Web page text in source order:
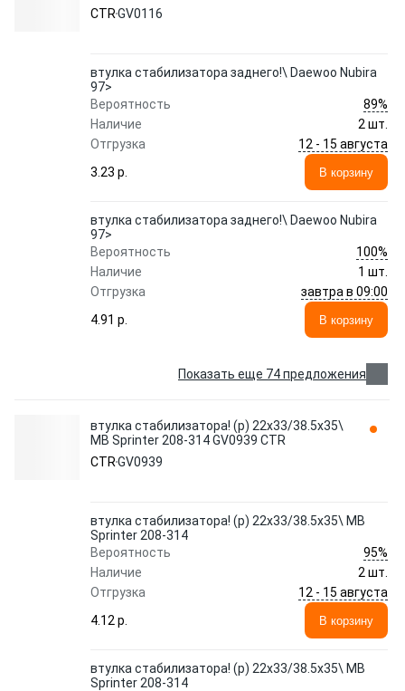
CTRGV0116
втулка стабилизатора заднего!\ Daewoo Nubira
97>
Вероятность
89%
Наличие
2 шт.
Отгрузка
12 - 15 августа
3.23 p.
В корзину
втулка стабилизатора заднего!\ Daewoo Nubira
97>
Вероятность
100%
Наличие
1 шт.
Отгрузка
завтра в 09:00
4.91 p.
В корзину
Показать еще 74 предложения
втулка стабилизатора! (р) 22x33/38.5x35\
MB Sprinter 208-314 GV0939 CTR
CTRGV0939
втулка стабилизатора! (р) 22x33/38.5x35\ MB
Sprinter 208-314
Вероятность
95%
Наличие
2 шт.
Отгрузка
12 - 15 августа
4.12 p.
В корзину
втулка стабилизатора! (р) 22x33/38.5x35\ MB
Sprinter 208-314